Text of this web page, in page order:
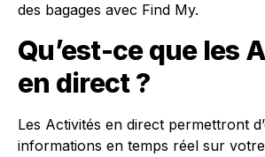
des bagages avec Find My.
Qu’est-ce que les
en direct ?
Les Activités en direct permettront
informations en temps réel sur